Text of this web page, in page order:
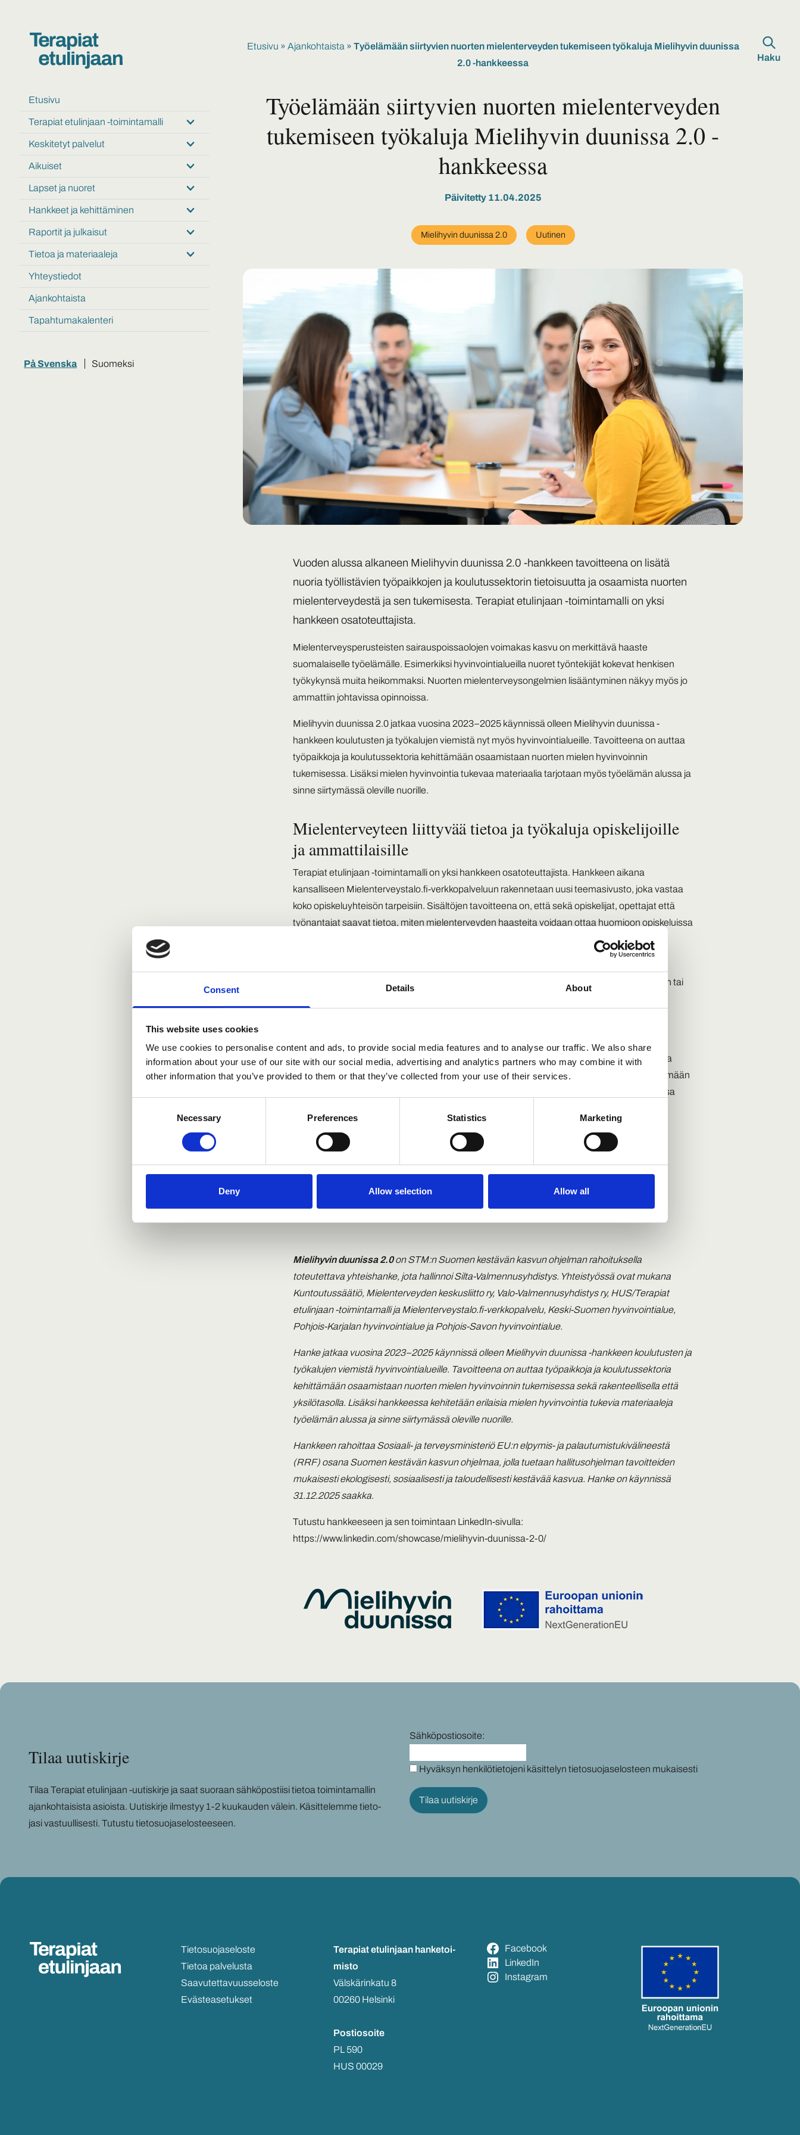
Consent Details About
This website uses cookies
We use cookies to personalise content and ads, to provide social media features and to analyse our traffic. We also share
information about your use of our site with our social media, advertising and analytics partners who may combine it with
other information that you’ve provided to them or that they’ve collected from your use of their services.
Necessary Preferences Statistics Marketing
Deny Allow selection Allow all
Etusivu
Terapiat etulinjaan -toimintamalli
Submenu:
-
Keskitetyt palvelut
Submenu:
Aikuiset
Submenu:
Lapset ja nuoret
Submenu:
nuoret
Hankkeet ja kehittäminen
Submenu:
kehittäminen
Raportit ja julkaisut
Submenu:
Tietoa ja materiaaleja
Submenu:
Yhteystiedot
Ajankohtaista
Tapahtumakalenteri
På Svenska Suomeksi
Haku
Etusivu » Ajankohtaista » Työelämään siirtyvien nuorten mielenterveyden tukemiseen työkaluja Mielihyvin duunissa
2.0 -hankkeessa
Työelämään siirtyvien nuorten mielenterveyden
tukemiseen työkaluja Mielihyvin duunissa 2.0 -
hankkeessa
Päivitetty 11.04.2025
Mielihyvin duunissa 2.0 Uutinen
Vuoden alussa alkaneen Mielihyvin duunissa 2.0 -hankkeen tavoitteena on lisätä
nuoria työllistävien työpaikkojen ja koulutussektorin tietoisuutta ja osaamista nuorten
mielenterveydestä ja sen tukemisesta. Terapiat etulinjaan -toimintamalli on yksi
hankkeen osatoteuttajista.
Mielenterveysperusteisten sairauspoissaolojen voimakas kasvu on merkittävä haaste
suomalaiselle työelämälle. Esimerkiksi hyvinvointialueilla nuoret työntekijät kokevat henkisen
työkykynsä muita heikommaksi. Nuorten mielenterveysongelmien lisääntyminen näkyy myös jo
ammattiin johtavissa opinnoissa.
Mielihyvin duunissa 2.0 jatkaa vuosina 2023–2025 käynnissä olleen Mielihyvin duunissa -
hankkeen koulutusten ja työkalujen viemistä nyt myös hyvinvointialueille. Tavoitteena on auttaa
työpaikkoja ja koulutussektoria kehittämään osaamistaan nuorten mielen hyvinvoinnin
tukemisessa. Lisäksi mielen hyvinvointia tukevaa materiaalia tarjotaan myös työelämän alussa ja
sinne siirtymässä oleville nuorille.
Mielenterveyteen liittyvää tietoa ja työkaluja opiskelijoille
ja ammattilaisille
Terapiat etulinjaan -toimintamalli on yksi hankkeen osatoteuttajista. Hankkeen aikana
kansalliseen Mielenterveystalo.fi-verkkopalveluun rakennetaan uusi teemasivusto, joka vastaa
koko opiskeluyhteisön tarpeisiin. Sisältöjen tavoitteena on, että sekä opiskelijat, opettajat että
työnantajat saavat tietoa, miten mielenterveyden haasteita voidaan ottaa huomioon opiskeluissa
oppilaitosten opiskeluhuollon työntekijöille. Ohjattu omahoito on 1–5 kerran interventio lieviin tai
”On hienoa, että hankkeessa yhdistyy eri toimijoiden osaaminen! Näin saadaan rakennettua
monipuolista ymmärrystä aiheesta sekä koottua yhteen luotettavaa tietoa ja keinoja edistämään
nuorten mielekkäämpää siirtymistä työelämään”, sanoo Terapiat etulinjaan -toimintamallissa
Lisätietoa hankkeesta
Katja Brückner
Mielihyvin duunissa 2.0on STM:n Suomen kestävän kasvun ohjelman rahoituksella
toteutettava yhteishanke, jota hallinnoi Silta-Valmennusyhdistys. Yhteistyössä ovat mukana
Kuntoutussäätiö, Mielenterveyden keskusliitto ry, Valo-Valmennusyhdistys ry, HUS/Terapiat
etulinjaan -toimintamalli ja Mielenterveystalo.fi-verkkopalvelu, Keski-Suomen hyvinvointialue,
Pohjois-Karjalan hyvinvointialue ja Pohjois-Savon hyvinvointialue.
Hanke jatkaa vuosina 2023–2025 käynnissä olleen Mielihyvin duunissa -hankkeen koulutusten ja
työkalujen viemistä hyvinvointialueille. Tavoitteena on auttaa työpaikkoja ja koulutussektoria
kehittämään osaamistaan nuorten mielen hyvinvoinnin tukemisessa sekä rakenteellisella että
yksilötasolla. Lisäksi hankkeessa kehitetään erilaisia mielen hyvinvointia tukevia materiaaleja
työelämän alussa ja sinne siirtymässä oleville nuorille.
Hankkeen rahoittaa Sosiaali- ja terveysministeriö EU:n elpymis- ja palautumistukivälineestä
(RRF) osana Suomen kestävän kasvun ohjelmaa, jolla tuetaan hallitusohjelman tavoitteiden
mukaisesti ekologisesti, sosiaalisesti ja taloudellisesti kestävää kasvua. Hanke on käynnissä
31.12.2025 saakka.
Tutustu hankkeeseen ja sen toimintaan LinkedIn-sivulla:
https://www.linkedin.com/showcase/mielihyvin-duunissa-2-0/
Tilaa uu­tis­kir­je
Tilaa Te­ra­piat etu­lin­jaan -​uutiskirje ja saat suo­raan säh­kö­pos­tii­si tie­toa toi­min­ta­mal­lin
ajan­koh­tai­sis­ta asiois­ta. Uu­tis­kir­je il­mes­tyy 1-2 kuu­kau­den vä­lein. Kä­sit­te­lem­me tie­to­
ja­si vas­tuul­li­ses­ti. Tu­tus­tu tie­to­suo­ja­se­los­tee­seen.
Sähköpostiosoite:
Hyväksyn henkilötietojeni käsittelyn tietosuojaselosteen mukaisesti
Tie­to­suo­ja­se­los­te
Tie­toa pal­ve­lus­ta
Saa­vu­tet­ta­vuus­se­los­te
Eväs­tea­se­tuk­set
Te­ra­piat etu­lin­jaan han­ke­toi­
mis­to
Väls­kä­rin­ka­tu 8
00260 Hel­sin­ki
Pos­tio­soi­te
PL 590
HUS 00029
Face­book
Lin­ke­dIn
Ins­ta­gram